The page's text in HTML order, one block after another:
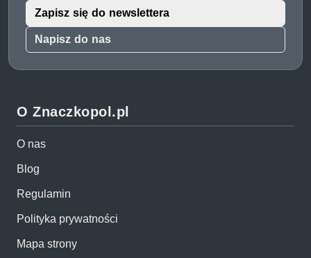
Napisz do nas
Zapisz się do newslettera
O Znaczkopol.pl
O nas
Blog
Regulamin
Polityka prywatności
Mapa strony